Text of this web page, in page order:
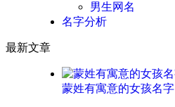
男生网名
名字分析
最新文章
蒙姓有寓意的女孩名字